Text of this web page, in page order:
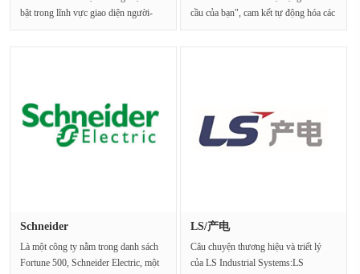
bật trong lĩnh vực giao diện người-
cầu của bạn", cam kết tự động hóa các
Schneider
Là một công ty nằm trong danh sách
Fortune 500, Schneider Electric, một
LS/产电
Câu chuyện thương hiệu và triết lý
của LS Industrial Systems:LS